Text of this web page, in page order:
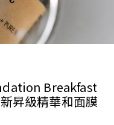
Breakfast
昇級精華和面膜